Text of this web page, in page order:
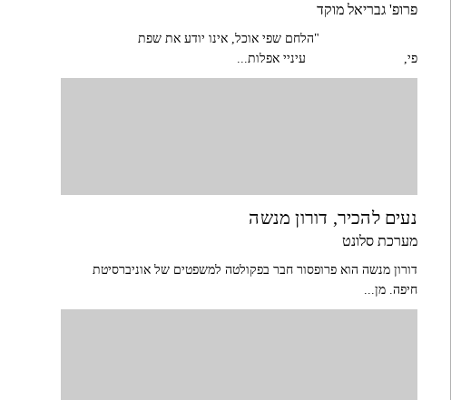
פרופ' גבריאל מוקד
"הלחם שפי אוכל, אינו יודע את שפת
פי, עיניי אפלות...
נעים להכיר, דורון מנשה
מערכת סלונט
דורון מנשה הוא פרופסור חבר בפקולטה למשפטים של אוניברסיטת
חיפה. מן...